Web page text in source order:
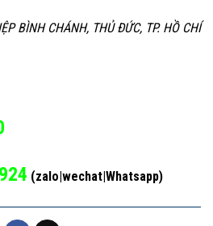
BÌNH CHÁNH, THỦ ĐỨC, TP. HỒ CHÍ
(zalo|wechat|Whatsapp)